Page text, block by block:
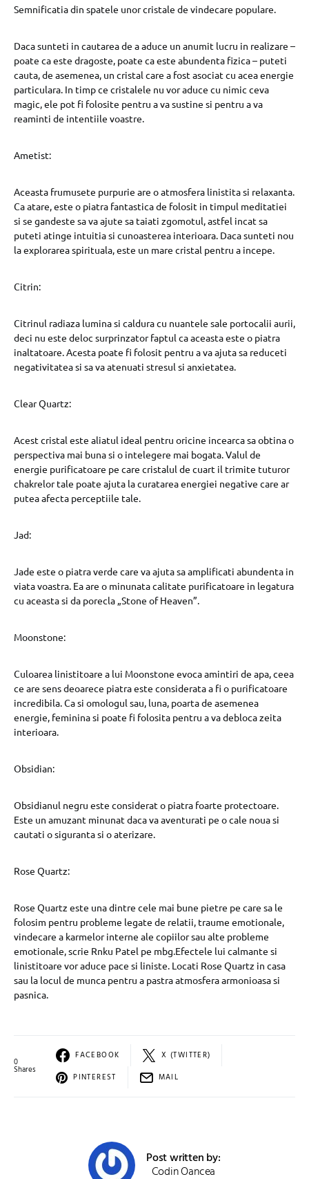
Semnificatia din spatele unor cristale de vindecare populare.
Daca sunteti in cautarea de a aduce un anumit lucru in realizare –
poate ca este dragoste, poate ca este abundenta fizica – puteti
cauta, de asemenea, un cristal care a fost asociat cu acea energie
particulara. In timp ce cristalele nu vor aduce cu nimic ceva
magic, ele pot fi folosite pentru a va sustine si pentru a va
reaminti de intentiile voastre.
Ametist:
Aceasta frumusete purpurie are o atmosfera linistita si relaxanta.
Ca atare, este o piatra fantastica de folosit in timpul meditatiei
si se gandeste sa va ajute sa taiati zgomotul, astfel incat sa
puteti atinge intuitia si cunoasterea interioara. Daca sunteti nou
la explorarea spirituala, este un mare cristal pentru a incepe.
Citrin:
Citrinul radiaza lumina si caldura cu nuantele sale portocalii aurii,
deci nu este deloc surprinzator faptul ca aceasta este o piatra
inaltatoare. Acesta poate fi folosit pentru a va ajuta sa reduceti
negativitatea si sa va atenuati stresul si anxietatea.
Clear Quartz:
Acest cristal este aliatul ideal pentru oricine incearca sa obtina o
perspectiva mai buna si o intelegere mai bogata. Valul de
energie purificatoare pe care cristalul de cuart il trimite tuturor
chakrelor tale poate ajuta la curatarea energiei negative care ar
putea afecta perceptiile tale.
Jad:
Jade este o piatra verde care va ajuta sa amplificati abundenta in
viata voastra. Ea are o minunata calitate purificatoare in legatura
cu aceasta si da porecla „Stone of Heaven”.
Moonstone:
Culoarea linistitoare a lui Moonstone evoca amintiri de apa, ceea
ce are sens deoarece piatra este considerata a fi o purificatoare
incredibila. Ca si omologul sau, luna, poarta de asemenea
energie, feminina si poate fi folosita pentru a va debloca zeita
interioara.
Obsidian:
Obsidianul negru este considerat o piatra foarte protectoare.
Este un amuzant minunat daca va aventurati pe o cale noua si
cautati o siguranta si o aterizare.
Rose Quartz:
Rose Quartz este una dintre cele mai bune pietre pe care sa le
folosim pentru probleme legate de relatii, traume emotionale,
vindecare a karmelor interne ale copiilor sau alte probleme
emotionale, scrie Rnku Patel pe mbg.Efectele lui calmante si
linistitoare vor aduce pace si liniste. Locati Rose Quartz in casa
sau la locul de munca pentru a pastra atmosfera armonioasa si
pasnica.
0
Shares
FACEBOOK
X (TWITTER)
PINTEREST
MAIL
Post written by:
Codin Oancea